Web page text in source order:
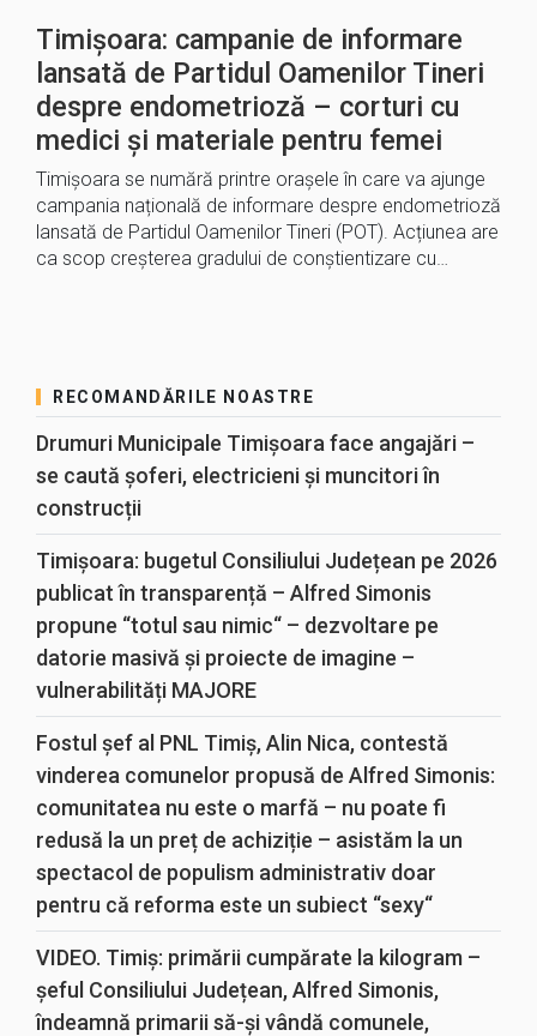
Timișoara: campanie de informare
lansată de Partidul Oamenilor Tineri
despre endometrioză – corturi cu
medici și materiale pentru femei
Timișoara se numără printre orașele în care va ajunge
campania națională de informare despre endometrioză
lansată de Partidul Oamenilor Tineri (POT). Acțiunea are
ca scop creșterea gradului de conștientizare cu…
RECOMANDĂRILE NOASTRE
Drumuri Municipale Timișoara face angajări –
se caută șoferi, electricieni și muncitori în
construcții
Timișoara: bugetul Consiliului Județean pe 2026
publicat în transparență – Alfred Simonis
propune “totul sau nimic“ – dezvoltare pe
datorie masivă și proiecte de imagine –
vulnerabilități MAJORE
Fostul șef al PNL Timiș, Alin Nica, contestă
vinderea comunelor propusă de Alfred Simonis:
comunitatea nu este o marfă – nu poate fi
redusă la un preț de achiziție – asistăm la un
spectacol de populism administrativ doar
pentru că reforma este un subiect “sexy“
VIDEO. Timiș: primării cumpărate la kilogram –
șeful Consiliului Județean, Alfred Simonis,
îndeamnă primarii să-și vândă comunele,